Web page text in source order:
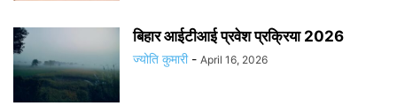
बिहार आईटीआई प्रवेश प्रक्रिया 2026
ज्योति कुमारी - April 16, 2026